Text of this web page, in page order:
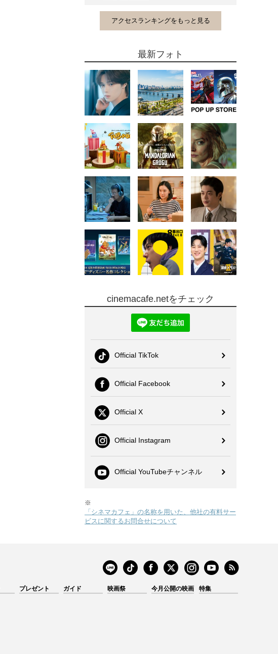
アクセスランキングをもっと見る
最新フォト
cinemacafe.netをチェック
Official TikTok
Official Facebook
Official X
Official Instagram
Official YouTubeチャンネル
※
「シネマカフェ」の名称を用いた、他社の有料サー
ビスに関するお問合せについて
プレゼント ガイド 映画祭 今月公開の映画 特集